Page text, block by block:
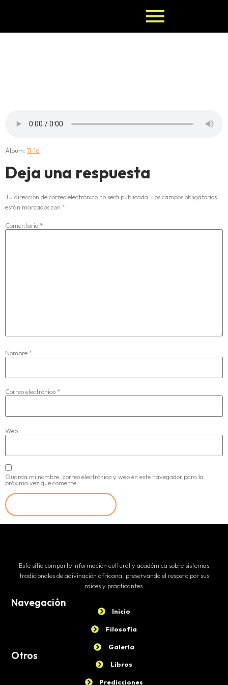
Álbum: 11-16
Deja una respuesta
Tu dirección de correo electrónico no será publicada. Los campos obligatorios
están marcados con *
Comentario *
Nombre *
Correo electrónico *
Web
Guarda mi nombre, correo electrónico y web en este navegador para la
próxima vez que comente.
Este sitio comparte información cultural y académica sobre sistemas
tradicionales de adivinación africana, preservando el respeto por sus
raíces y practicantes.
Navegación
Inicio
Filosofía
Galería
Otros
Libros
Predicciones